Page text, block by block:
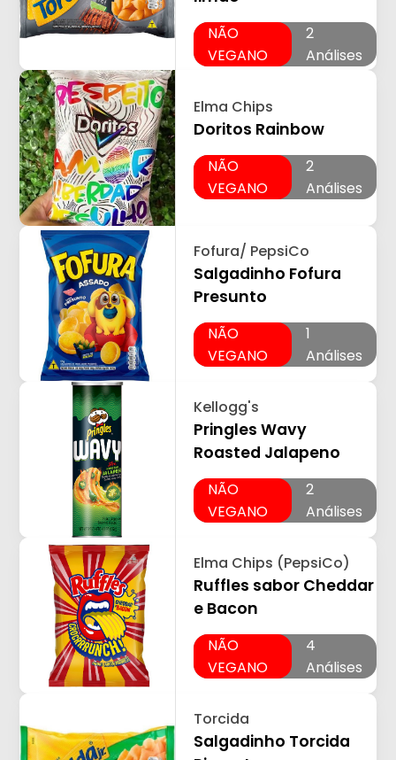
NÃO
VEGANO
2
Análises
Elma Chips
Doritos Rainbow
NÃO
VEGANO
2
Análises
Fofura/ PepsiCo
Salgadinho Fofura
Presunto
NÃO
VEGANO
1
Análises
Kellogg's
Pringles Wavy
Roasted Jalapeno
NÃO
VEGANO
2
Análises
Elma Chips (PepsiCo)
Ruffles sabor Cheddar
e Bacon
NÃO
VEGANO
4
Análises
Torcida
Salgadinho Torcida